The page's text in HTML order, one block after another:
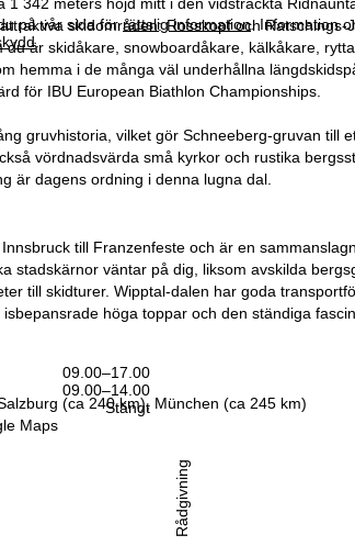
på vår sida förrättslig information. Information
.
09.00–17.00
09.00–14.00
Stängt
Rådgivning
skidområden: Rosskopf och
är skidåkare, snowboardåkare, kälkåkare,
hemma i de många väl underhållna
för IBU European Biathlon Championships.
gruvhistoria, vilket gör Schneeberg-gruvan
vördnadsvärda små kyrkor och rustika
är dagens ordning i denna lugna dal.
till Franzenfeste och är en
stadskärnor väntar på dig, liksom avskilda
till skidturer. Wipptal-dalen har goda
höga toppar och den ständiga
(ca 240 km), München (ca 245 km)
Maps